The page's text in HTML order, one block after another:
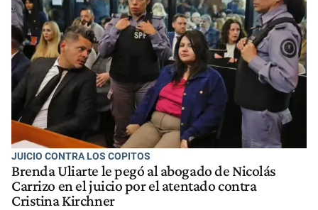
JUICIO CONTRA LOS COPITOS
Brenda Uliarte le pegó al abogado de Nicolás
Carrizo en el juicio por el atentado contra
Cristina Kirchner